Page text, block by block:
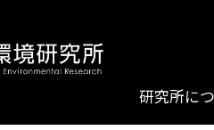
研究所に